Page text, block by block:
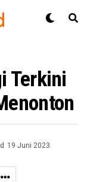
Terkini
19 Juni 2023